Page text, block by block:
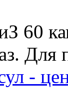
60
. Для
-